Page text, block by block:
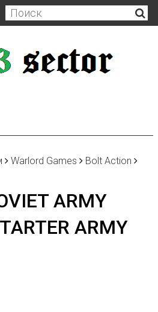
Warlord Games
Bolt Action
ARMY
ARMY